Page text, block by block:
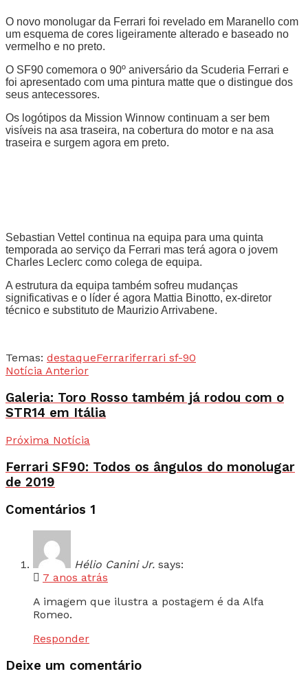
O novo monolugar da Ferrari foi revelado em Maranello com
um esquema de cores ligeiramente alterado e baseado no
vermelho e no preto.
O SF90 comemora o 90º aniversário da Scuderia Ferrari e
foi apresentado com uma pintura matte que o distingue dos
seus antecessores.
Os logótipos da Mission Winnow continuam a ser bem
visíveis na asa traseira, na cobertura do motor e na asa
traseira e surgem agora em preto.
Sebastian Vettel continua na equipa para uma quinta
temporada ao serviço da Ferrari mas terá agora o jovem
Charles Leclerc como colega de equipa.
A estrutura da equipa também sofreu mudanças
significativas e o líder é agora Mattia Binotto, ex-diretor
técnico e substituto de Maurizio Arrivabene.
Temas: destaqueFerrariferrari sf-90
Notícia Anterior
Galeria: Toro Rosso também já rodou com o
STR14 em Itália
Próxima Notícia
Ferrari SF90: Todos os ângulos do monolugar
de 2019
Comentários 1
Hélio Canini Jr. says:
7 anos atrás
A imagem que ilustra a postagem é da Alfa
Romeo.
Responder
Deixe um comentário